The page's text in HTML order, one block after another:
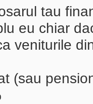
tau
eu chiar
veniturile
(sau